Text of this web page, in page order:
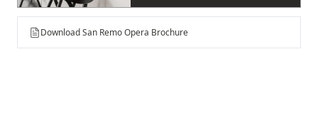
Download San Remo Opera Brochure